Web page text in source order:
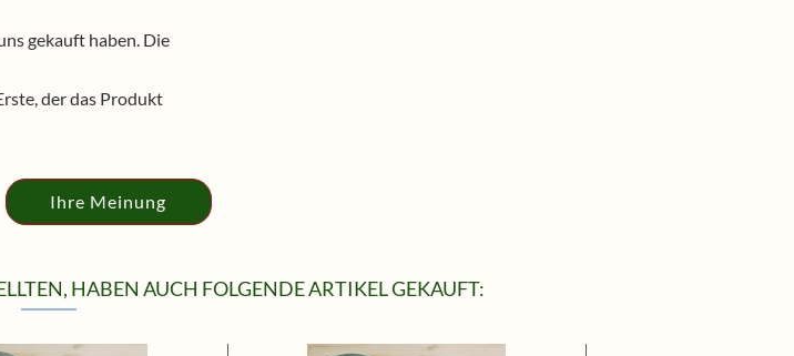
gekauft haben. Die
der das Produkt
Ihre Meinung
HABEN AUCH FOLGENDE ARTIKEL GEKAUFT: